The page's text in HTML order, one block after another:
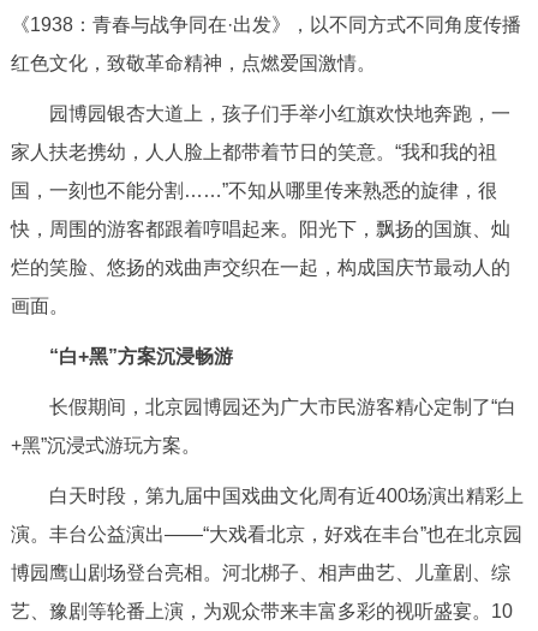
《1938：青春与战争同在·出发》，以不同方式不同角度传播
红色文化，致敬革命精神，点燃爱国激情。
园博园银杏大道上，孩子们手举小红旗欢快地奔跑，一
家人扶老携幼，人人脸上都带着节日的笑意。“我和我的祖
国，一刻也不能分割……”不知从哪里传来熟悉的旋律，很
快，周围的游客都跟着哼唱起来。阳光下，飘扬的国旗、灿
烂的笑脸、悠扬的戏曲声交织在一起，构成国庆节最动人的
画面。
“白+黑”方案沉浸畅游
长假期间，北京园博园还为广大市民游客精心定制了“白
+黑”沉浸式游玩方案。
白天时段，第九届中国戏曲文化周有近400场演出精彩上
演。丰台公益演出——“大戏看北京，好戏在丰台”也在北京园
博园鹰山剧场登台亮相。河北梆子、相声曲艺、儿童剧、综
艺、豫剧等轮番上演，为观众带来丰富多彩的视听盛宴。10